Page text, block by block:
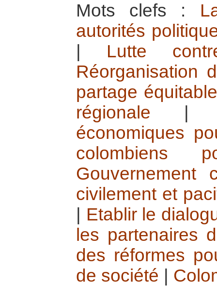
Mots clefs :
autorités
Lutte
Réorganisation
partage
régionale
économiques
colombiens
Gouvernement
civilement et
Etablir le
les partenaires
des réformes
de société